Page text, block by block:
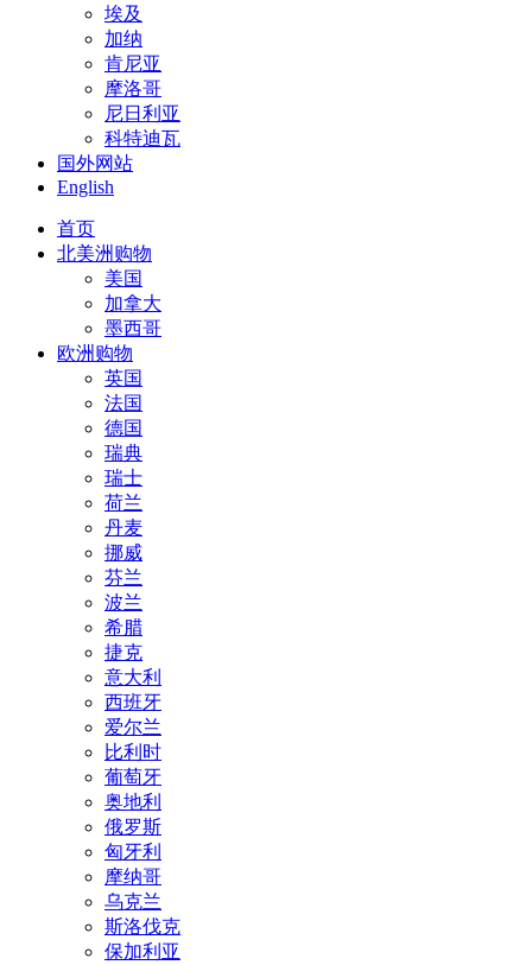
埃及
加纳
肯尼亚
摩洛哥
尼日利亚
科特迪瓦
国外网站
English
首页
北美洲购物
美国
加拿大
墨西哥
欧洲购物
英国
法国
德国
瑞典
瑞士
荷兰
丹麦
挪威
芬兰
波兰
希腊
捷克
意大利
西班牙
爱尔兰
比利时
葡萄牙
奥地利
俄罗斯
匈牙利
摩纳哥
乌克兰
斯洛伐克
保加利亚